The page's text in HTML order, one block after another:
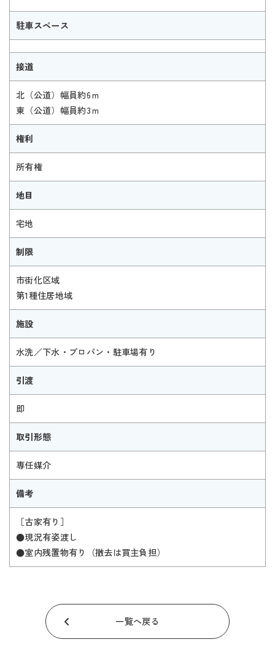
駐車スペース
接道
北（公道）幅員約6ｍ
東（公道）幅員約3ｍ
権利
所有権
地目
宅地
制限
市街化区域
第1種住居地域
施設
水洗／下水・プロパン・駐車場有り
引渡
即
取引形態
専任媒介
備考
［古家有り］
●現況有姿渡し
●室内残置物有り（撤去は買主負担）
一覧へ戻る